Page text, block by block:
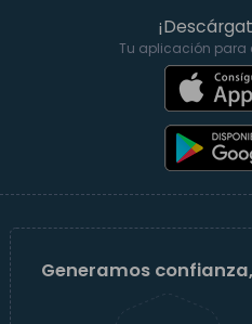
Tu aplicación para
Generamos